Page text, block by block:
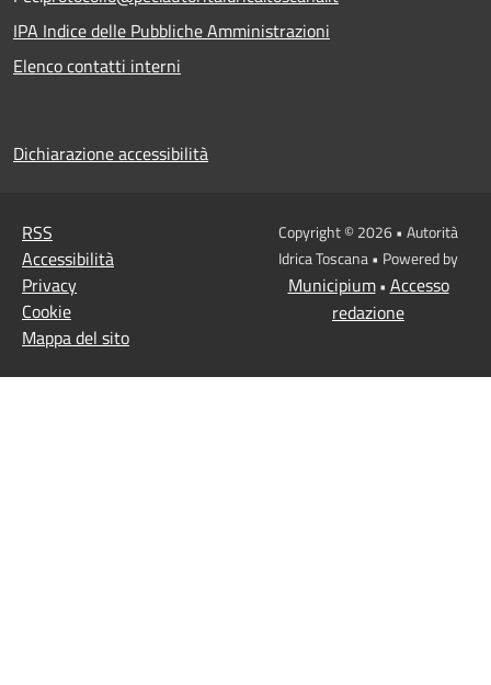
IPA Indice delle Pubbliche Amministrazioni
Elenco contatti interni
Dichiarazione accessibilità
RSS
Accessibilità
Privacy
Cookie
Mappa del sito
Copyright © 2026 • Autorità
Idrica Toscana • Powered by
Municipium• Accesso
redazione